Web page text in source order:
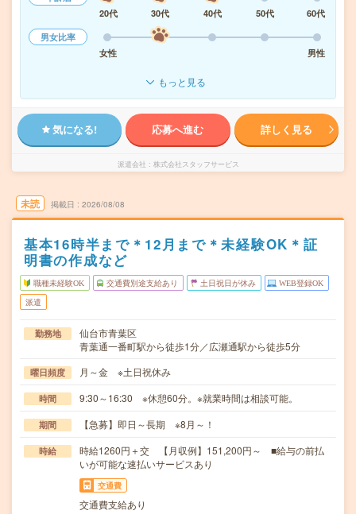
20代
30代 40代 50代
60代
男女比率
女性
男性
もっと見る
気になる! 応募へ進む 詳しく見る
派遣会社 株式会社スタッフサービス
未読 掲載日 2026/08/08
基本16時半まで＊12月まで＊未経験OK＊証
明書の作成など
職種未経験OK 交通費別途支給あり 土日祝日が休み WEB登録OK
派遣
勤務地
仙台市青葉区
青葉通一番町駅から徒歩1分／広瀬通駅から徒歩5分
曜日頻度 月～金 ※土日祝休み
時間 9:30～16:30 ※休憩60分。※就業時間は相談可能。
期間 【急募】即日～長期 ※8月～！
時給
時給1260円＋交 【月収例】151,200円～ ■給与の前払
いが可能な速払いサービスあり
交通費
交通費支給あり